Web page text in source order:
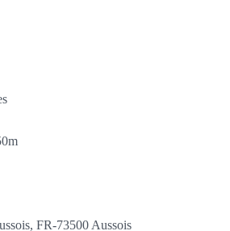
FR-73500 Aussois